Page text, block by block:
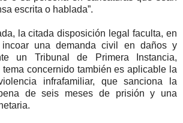
escrita o hablada”.
la citada disposición legal faculta, en
una demanda civil en daños y
un Tribunal de Primera Instancia,
concernido también es aplicable la
infrafamiliar, que sanciona la
de seis meses de prisión y una